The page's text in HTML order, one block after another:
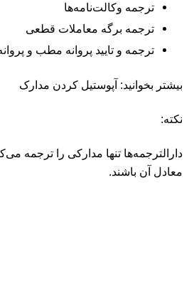
ترجمه وکالت‌نامه‌ها
ترجمه برگه معاملات قطعی
ترجمه و تایید پروانه مطب و پروانه
بیشتر بخوانید: آپوستیل کردن مدارک
نکته:
دارالترجمه‌ها تنها مدارکی را ترجمه
معادل آن باشند.